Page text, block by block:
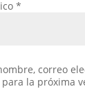
*
correo
la próxima